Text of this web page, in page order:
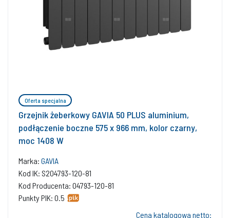
Oferta specjalna
Grzejnik żeberkowy GAVIA 50 PLUS aluminium,
podłączenie boczne 575 x 966 mm, kolor czarny,
moc 1408 W
Marka: GAVIA
Kod IK: S204793-120-81
Kod Producenta: 04793-120-81
Punkty PIK: 0.5
Cena katalogowa netto: